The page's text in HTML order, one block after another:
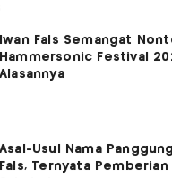
Iwan Fals Semangat
Hammersonic Festival
Alasannya
Asal-Usul Nama
Fals, Ternyata Pemberian